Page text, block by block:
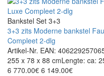
Bankstel Set 3+3
3+3 zits Moderne bankstel
Compleet 2-dlg
Artikel-Nr. EAN:
255 x 78 x 88 cmLengte: ca:
6 770.00€ 6 149.00€